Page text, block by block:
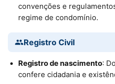
convenções e
regime de condomínio.
Registro Civil
Registro de nascimento:
confere cidadania e